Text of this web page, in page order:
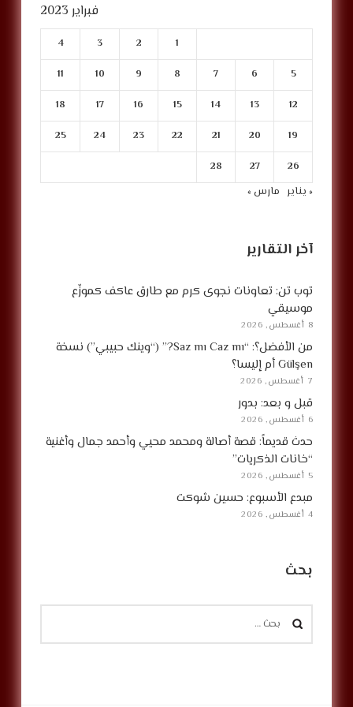
فبراير 2023
1
2
3
4
5
6
7
8
9
10
11
12
13
14
15
16
17
18
19
20
21
22
23
24
25
26
27
28
« يناير مارس »
آخر التقارير
توب تن: تعاونات نجوى كرم مع طارق عاكف كموزّع
موسيقي
8 أغسطس, 2026
من الأفضل؟: “Saz mı Caz mı?” (“وينك حبيبي”) نسخة
Gülşen أم إليسا؟
7 أغسطس, 2026
قبل و بعد: بدور
6 أغسطس, 2026
حدث قديماً: قصة أصالة ومحمد محيي وأحمد جمال وأغنية
“خانات الذكريات”
5 أغسطس, 2026
مبدع الأسبوع: حسين شوكت
4 أغسطس, 2026
بحث
البحث
عن: